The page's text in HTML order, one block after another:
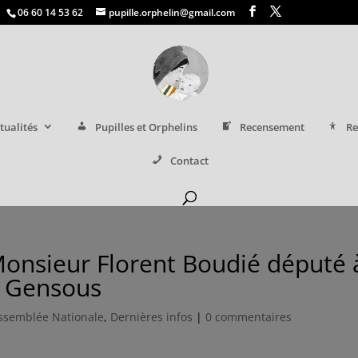
06 60 14 53 62 pupille.orphelin@gmail.com
Pupilles et Orphelins Recensement
Contact
Florent Boudié député
Nationale, Dernières infos | 0 commentaires